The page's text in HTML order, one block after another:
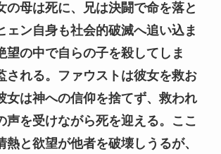
の母は死に、兄は決闘で命を落と
ェン自身も社会的破滅へ追い込ま
望の中で自らの子を殺してしま
される。ファウストは彼女を救お
女は神への信仰を捨てず、救われ
声を受けながら死を迎える。ここ
熱と欲望が他者を破壊しうるが、